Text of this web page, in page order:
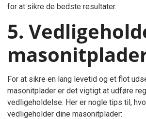
for at sikre de bedste resultater.
5.
For at sikre en lang levetid og et flot
masonitplader er det vigtigt at udføre
vedligeholdelse. Her er nogle tips til,
vedligeholder dine masonitplader: